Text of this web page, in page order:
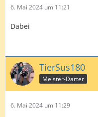
6. Mai 2024 um 11:21
Dabei
TierSus180
Meister-Darter
6. Mai 2024 um 11:29